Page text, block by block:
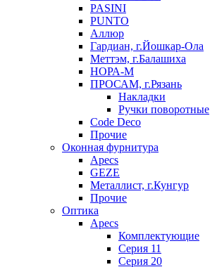
PASINI
PUNTO
Аллюр
Гардиан, г.Йошкар-Ола
Меттэм, г.Балашиха
НОРА-М
ПРОСАМ, г.Рязань
Накладки
Ручки поворотные
Code Deco
Прочие
Оконная фурнитура
Apecs
GEZE
Металлист, г.Кунгур
Прочие
Оптика
Apecs
Комплектующие
Серия 11
Серия 20